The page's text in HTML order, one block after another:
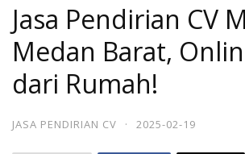
Jasa Pendirian CV
Medan Barat,
dari Rumah!
JASA PENDIRIAN CV · 2025-02-19